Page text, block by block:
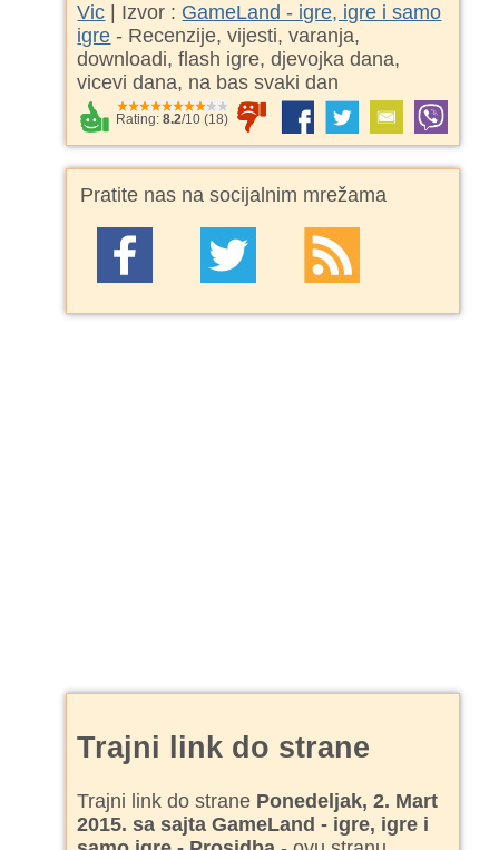
Vic | Izvor : GameLand - igre, igre i samo
igre - Recenzije, vijesti, varanja,
downloadi, flash igre, djevojka dana,
vicevi dana, na bas svaki dan
Rating:8.2/10 (18)
Pratite nas na socijalnim mrežama
Trajni link do strane
Trajni link do strane Ponedeljak, 2. Mart
2015. sa sajta GameLand - igre, igre i